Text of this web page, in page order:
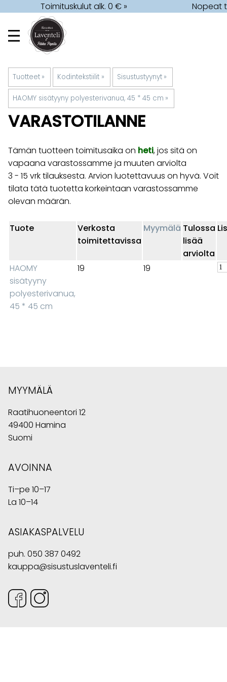
Toimituskulut alk. 0 € » Nopeat
Tuotteet ‪» Kodintekstiilit ‪» Sisustustyynyt ‪»
HAOMY sisätyyny polyesterivanua, 45 * 45 cm ‪»
VARASTOTILANNE
Tämän tuotteen toimitusaika on heti, jos sitä on
vapaana varastossamme ja muuten arviolta
3 - 15 vrktilauksesta. Arvion luotettavuus on hyvä. Voit
tilata tätä tuotetta korkeintaan varastossamme
olevan määrän.
Tuote
Verkosta
toimitettavissa
Myymälä Tulossa
lisää
arviolta
HAOMY
sisätyyny
polyesterivanua,
45 * 45 cm
19 19
MYYMÄLÄ
Raatihuoneentori 12
49400 Hamina
Suomi
AVOINNA
Ti–pe 10–17
La 10–14
ASIAKASPALVELU
puh. 050 387 0492
kauppa@sisustuslaventeli.fi